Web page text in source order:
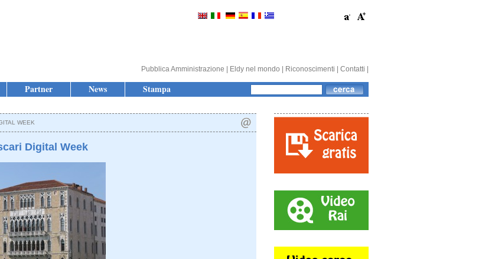
Pubblica Amministrazione Eldy nel mondo Riconoscimenti Contatti
Partner News Stampa
WEEK
Digital Week